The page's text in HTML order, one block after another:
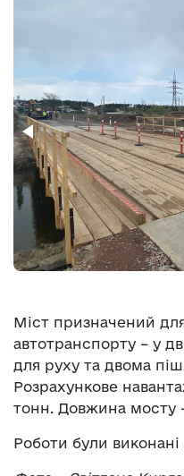
Міст призначений
автотранспорту – у
для руху та двома
Розрахункове
тонн. Довжина мосту
Роботи були